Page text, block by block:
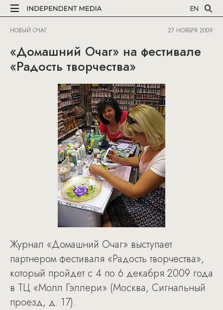
EN
НОВЫЙ ОЧАГ 27 НОЯБРЯ 2009
«Домашний Очаг» на фестивале
«Радость творчества»
Журнал «Домашний Очаг» выступает
партнером фестиваля «Радость творчества»,
который пройдет с 4 по 6 декабря 2009 года
в ТЦ «Молл Гэллери» (Москва, Сигнальный
проезд, д. 17).